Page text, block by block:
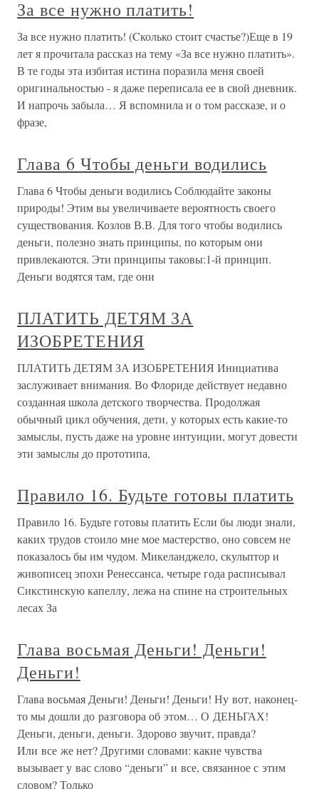
За все нужно платить!
За все нужно платить! (Cколько стоит счастье?)Еще в 19
лет я прочитала рассказ на тему «За все нужно платить».
В те годы эта избитая истина поразила меня своей
оригинальностью - я даже переписала ее в свой дневник.
И напрочь забыла… Я вспомнила и о том рассказе, и о
фразе,
Глава 6 Чтобы деньги водились
Глава 6 Чтобы деньги водились Соблюдайте законы
природы! Этим вы увеличиваете вероятность своего
существования. Козлов В.В. Для того чтобы водились
деньги, полезно знать принципы, по которым они
привлекаются. Эти принципы таковы:1-й принцип.
Деньги водятся там, где они
ПЛАТИТЬ ДЕТЯМ ЗА
ИЗОБРЕТЕНИЯ
ПЛАТИТЬ ДЕТЯМ ЗА ИЗОБРЕТЕНИЯ Инициатива
заслуживает внимания. Во Флориде действует недавно
созданная школа детского творчества. Продолжая
обычный цикл обучения, дети, у которых есть какие-то
замыслы, пусть даже на уровне интуиции, могут довести
эти замыслы до прототипа,
Правило 16. Будьте готовы платить
Правило 16. Будьте готовы платить Если бы люди знали,
каких трудов стоило мне мое мастерство, оно совсем не
показалось бы им чудом. Микеланджело, скульптор и
живописец эпохи Ренессанса, четыре года расписывал
Сикстинскую капеллу, лежа на спине на строительных
лесах За
Глава восьмая Деньги! Деньги!
Деньги!
Глава восьмая Деньги! Деньги! Деньги! Ну вот, наконец-
то мы дошли до разговора об этом… О ДЕНЬГАХ!
Деньги, деньги, деньги. Здорово звучит, правда?
Или все же нет? Другими словами: какие чувства
вызывает у вас слово “деньги” и все, связанное с этим
словом? Только